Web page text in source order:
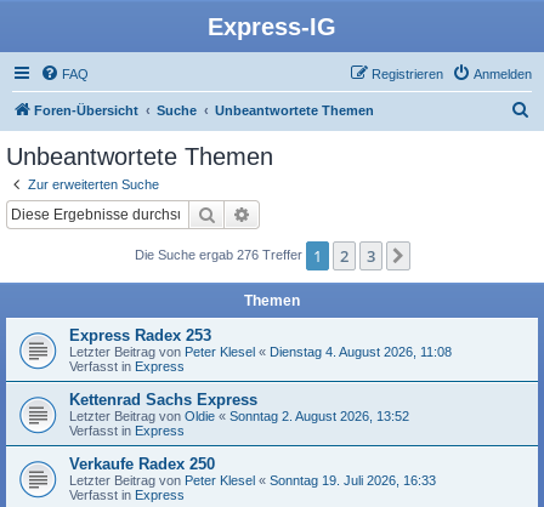
Express-IG
FAQ Anmelden
Registrieren
Foren-Übersicht Suche Unbeantwortete Themen
Unbeantwortete Themen
Zur erweiterten Suche
Suche
Die Suche ergab 276 Treffer 1 2 3
Themen
Express Radex 253
Letzter Beitrag von Peter Klesel « Dienstag 4. August 2026, 11:08
Verfasst in Express
Kettenrad Sachs Express
Letzter Beitrag von Oldie « Sonntag 2. August 2026, 13:52
Verfasst in Express
Verkaufe Radex 250
Letzter Beitrag von Peter Klesel « Sonntag 19. Juli 2026, 16:33
Verfasst in Express